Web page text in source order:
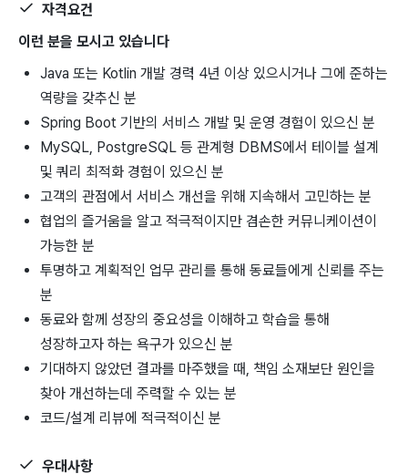
자격요건
이런 분을 모시고 있습니다
Java 또는 Kotlin 개발 경력 4년 이상 있으시거나 그에 준하는
역량을 갖추신 분
Spring Boot 기반의 서비스 개발 및 운영 경험이 있으신 분
MySQL, PostgreSQL 등 관계형 DBMS에서 테이블 설계
및 쿼리 최적화 경험이 있으신 분
고객의 관점에서 서비스 개선을 위해 지속해서 고민하는 분
협업의 즐거움을 알고 적극적이지만 겸손한 커뮤니케이션이
가능한 분
투명하고 계획적인 업무 관리를 통해 동료들에게 신뢰를 주는
분
동료와 함께 성장의 중요성을 이해하고 학습을 통해
성장하고자 하는 욕구가 있으신 분
기대하지 않았던 결과를 마주했을 때, 책임 소재보단 원인을
찾아 개선하는데 주력할 수 있는 분
코드/설계 리뷰에 적극적이신 분
우대사항